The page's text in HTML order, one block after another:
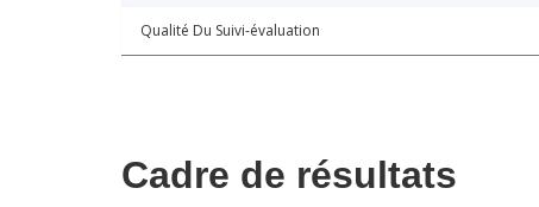
Qualité Du Suivi-évaluation
Cadre de résultats